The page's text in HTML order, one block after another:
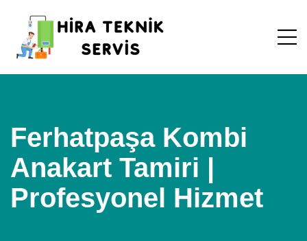
Ferhatpaşa Kombi
Anakart Tamiri |
Profesyonel Hizmet